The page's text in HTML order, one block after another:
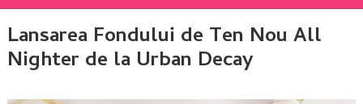
Lansarea Fondului de Ten Nou All
Nighter de la Urban Decay